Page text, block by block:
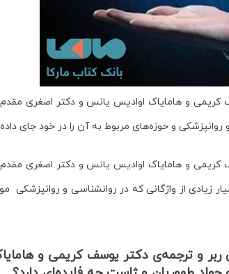
و هامایاک اوادیس یانس و دکتر اصغری مقدم و
و هامایاک اوادیس یانس و دکتر اصغری مقدم و
زیادی از واژگانی که در روانشناسی و روانپزشکی
ربر و ترجمه‌ی دکتر یوسفکریمی و